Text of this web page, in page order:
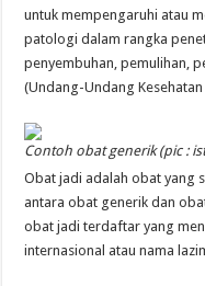
untuk mempengaruhi atau
patologi dalam rangka
penyembuhan, pemulihan,
(Undang-Undang
Contoh obat generik (pic :
Obat jadi adalah obat yang
antara obat generik dan
obat jadi terdaftar yang
internasional atau nama